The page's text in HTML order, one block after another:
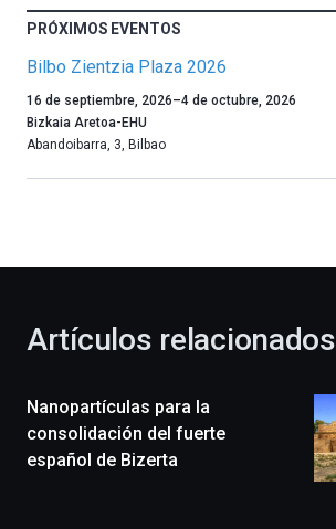
PRÓXIMOS EVENTOS
Bilbo Zientzia Plaza 2026
Un
año
más,
celebración
novena
edición
de
16 de septiembre, 2026–4 de octubre, 2026
Bizkaia Aretoa-EHU
Abandoibarra, 3, Bilbao
Artículos relacionados
Nanopartículas para la
consolidación del fuerte
español de Bizerta